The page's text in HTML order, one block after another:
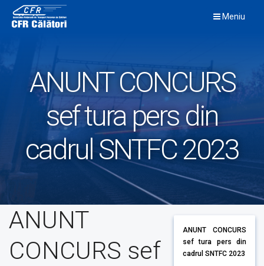
content
Meniu
ANUNT CONCURS
sef tura pers din
cadrul SNTFC 2023
ANUNT
CONCURS sef
ANUNT CONCURS
sef tura pers din
cadrul SNTFC 2023